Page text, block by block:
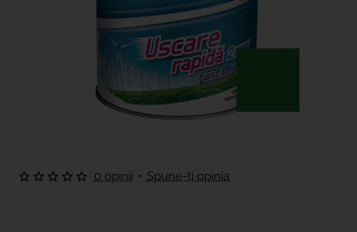
0 opinii • Spune-ţi opinia